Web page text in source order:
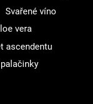
Svařené víno
vera
ascendentu